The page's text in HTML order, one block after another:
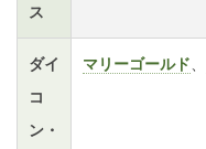
ス
ダイ
コ
ン・
マリーゴールド